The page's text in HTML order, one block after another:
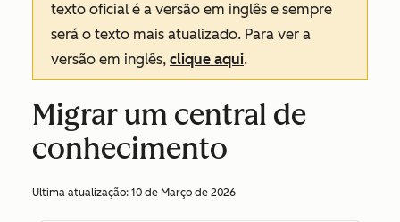
texto oficial é a versão em inglês e sempre
será o texto mais atualizado. Para ver a
versão em inglês, clique aqui.
Migrar um central de
conhecimento
Ultima atualização: 10 de Março de 2026